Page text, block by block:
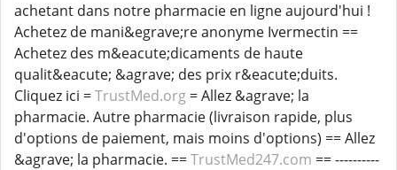
achetant dans notre pharmacie en ligne aujourd'hui !
Achetez de mani&egrave;re anonyme Ivermectin ==
Achetez des m&eacute;dicaments de haute
qualit&eacute; &agrave; des prix r&eacute;duits.
Cliquez ici =TrustMed.org = Allez &agrave; la
pharmacie. Autre pharmacie (livraison rapide, plus
d'options de paiement, mais moins d'options) == Allez
&agrave; la pharmacie. ==TrustMed247.com == ----------